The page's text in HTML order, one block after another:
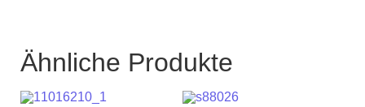
Ähnliche Produkte